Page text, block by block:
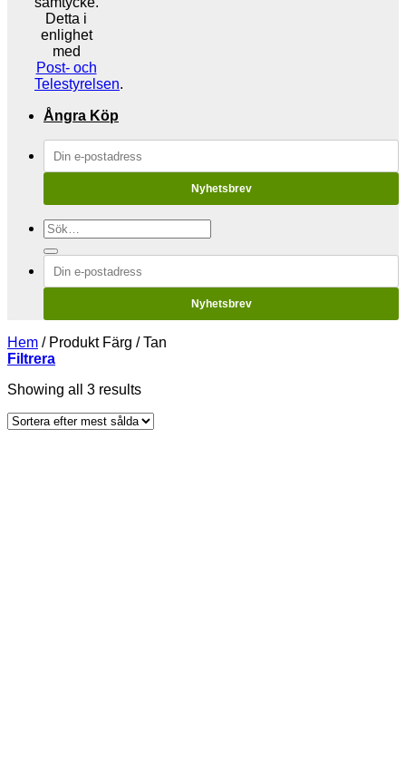
Detta i
enlighet
med
Post- och
Telestyrelsen.
Ångra Köp
Nyhetsbrev
Sök
efter:
Nyhetsbrev
Hem /Produkt Färg /Tan
Filtrera
Showing all 3 resultsSorted
popularity